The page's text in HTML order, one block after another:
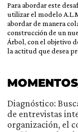
Para abordar este
utilizar el modelo
abordar de manera
construcción de un
Árbol, con el objetivo
la actitud que desea
Diagnóstico:
de entrevistas
organización, el